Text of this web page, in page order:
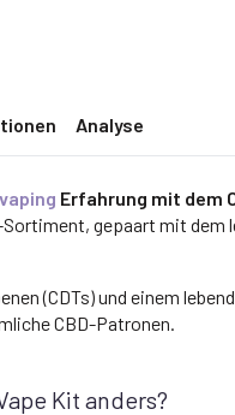
Analyse
vaping Erfahrung mit dem
gepaart mit
(CDTs) und einem
CBD-Patronen.
Kit anders?